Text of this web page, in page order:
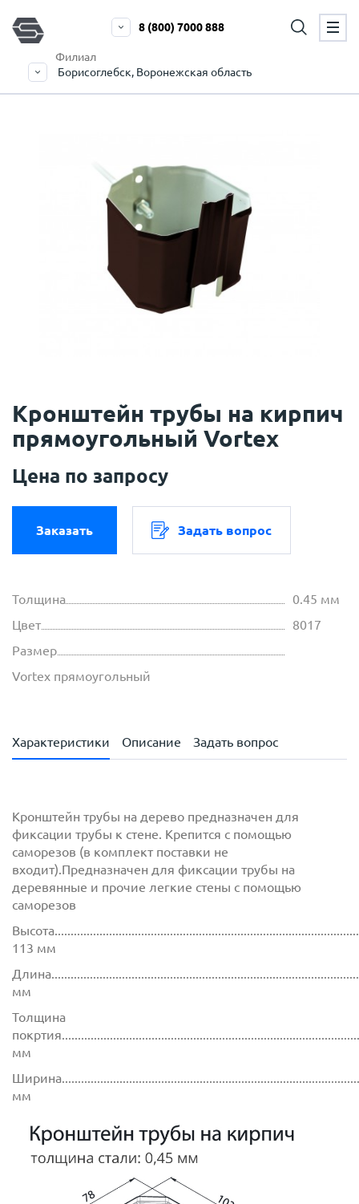
Филиал
Борисоглебск, Воронежская область
8 (800) 7000 888
Кронштейн трубы на кирпич
прямоугольный Vortex
Цена по запросу
Заказать Задать вопрос
Толщина
0.45 мм
Цвет
8017
Размер
Vortex прямоугольный
Характеристики Описание Задать вопрос
Кронштейн трубы на дерево предназначен для
фиксации трубы к стене. Крепится с помощью
саморезов (в комплект поставки не
входит).Предназначен для фиксации трубы на
деревянные и прочие легкие стены с помощью
саморезов
113 мм
мм
Толщина
мм
мм